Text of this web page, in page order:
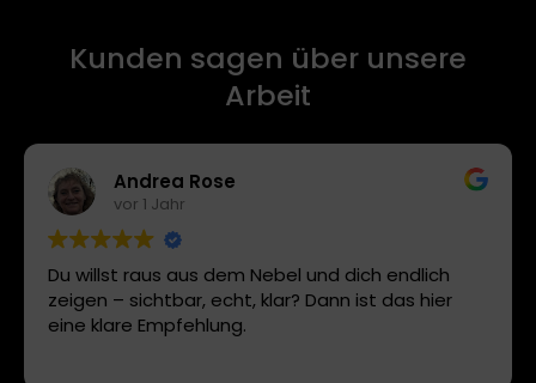
Kunden sagen über unsere
Arbeit
Andrea Rose
vor 1 Jahr
Du willst raus aus dem Nebel und dich endlich
zeigen – sichtbar, echt, klar? Dann ist das hier
eine klare Empfehlung.